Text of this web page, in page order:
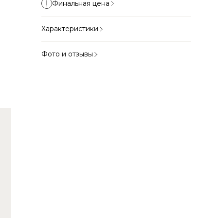
Финальная цена
Характеристики
Фото и отзывы